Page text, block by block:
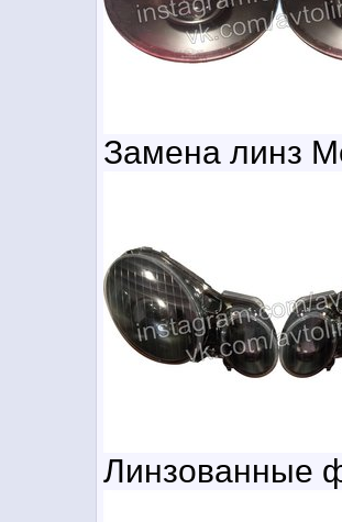
Замена линз
Линзованные